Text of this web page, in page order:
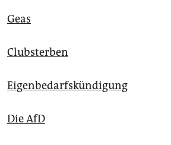
Geas
Clubsterben
Eigenbedarfskündigung
Die AfD